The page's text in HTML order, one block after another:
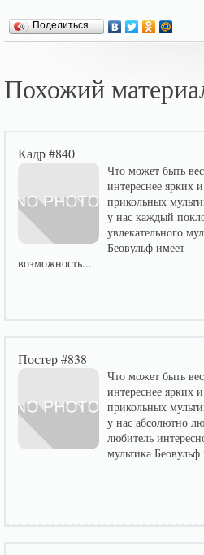
Поделиться…
Похожий
Кадр #840
Что может быть
интереснее ярких и
прикольных
у нас каждый
увлекательного
Беовульф имеет
возможность...
Постер #838
Что может быть
интереснее ярких и
прикольных
у нас абсолютно
любитель
мультика